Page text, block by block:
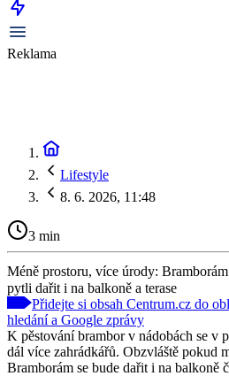
Reklama
Lifestyle
8. 6. 2026, 11:48
3 min
Méně prostoru, více úrody:
pytli dařit i na balkoně a terase
Přidejte si obsah Centrum.cz do
hledání a Google zprávy
K pěstování brambor v nádobách se v
dál více zahrádkářů. Obzvláště pokud
Bramborám se bude dařit i na balkoně